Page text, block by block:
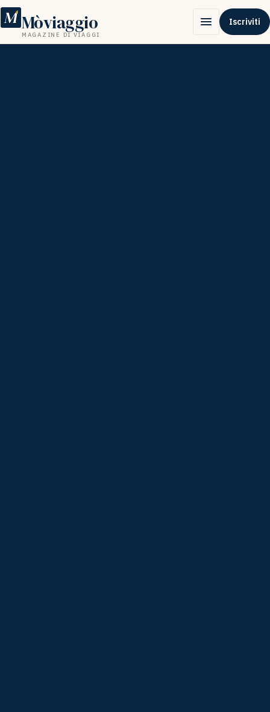
MMòviaggio
MAGAZINE DI VIAGGI
Iscriviti